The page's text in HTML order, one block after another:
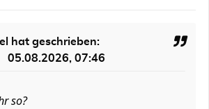
hat geschrieben:
05.08.2026, 07:46
so?